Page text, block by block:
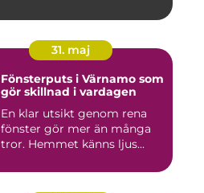
31. maj
Fönsterputs i Värnamo som
gör skillnad i vardagen
En klar utsikt genom rena
fönster gör mer än många
tror. Hemmet känns ljus...